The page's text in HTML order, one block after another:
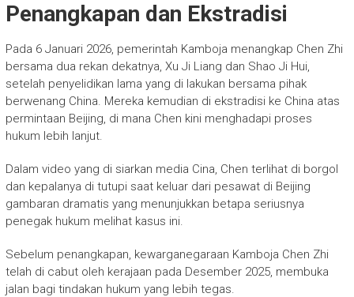
Penangkapan dan Ekstradisi
Pada 6 Januari 2026, pemerintah Kamboja menangkap Chen Zhi
bersama dua rekan dekatnya, Xu Ji Liang dan Shao Ji Hui,
setelah penyelidikan lama yang di lakukan bersama pihak
berwenang China. Mereka kemudian di ekstradisi ke China atas
permintaan Beijing, di mana Chen kini menghadapi proses
hukum lebih lanjut.
Dalam video yang di siarkan media Cina, Chen terlihat di borgol
dan kepalanya di tutupi saat keluar dari pesawat di Beijing
gambaran dramatis yang menunjukkan betapa seriusnya
penegak hukum melihat kasus ini.
Sebelum penangkapan, kewarganegaraan Kamboja Chen Zhi
telah di cabut oleh kerajaan pada Desember 2025, membuka
jalan bagi tindakan hukum yang lebih tegas.